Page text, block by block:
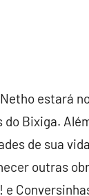
estará
do Bixiga.
de sua
outras